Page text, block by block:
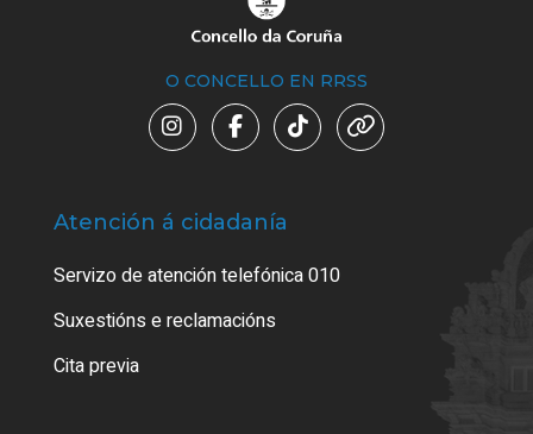
O CONCELLO EN RRSS
Atención á cidadanía
Servizo de atención telefónica 010
Suxestións e reclamacións
Cita previa